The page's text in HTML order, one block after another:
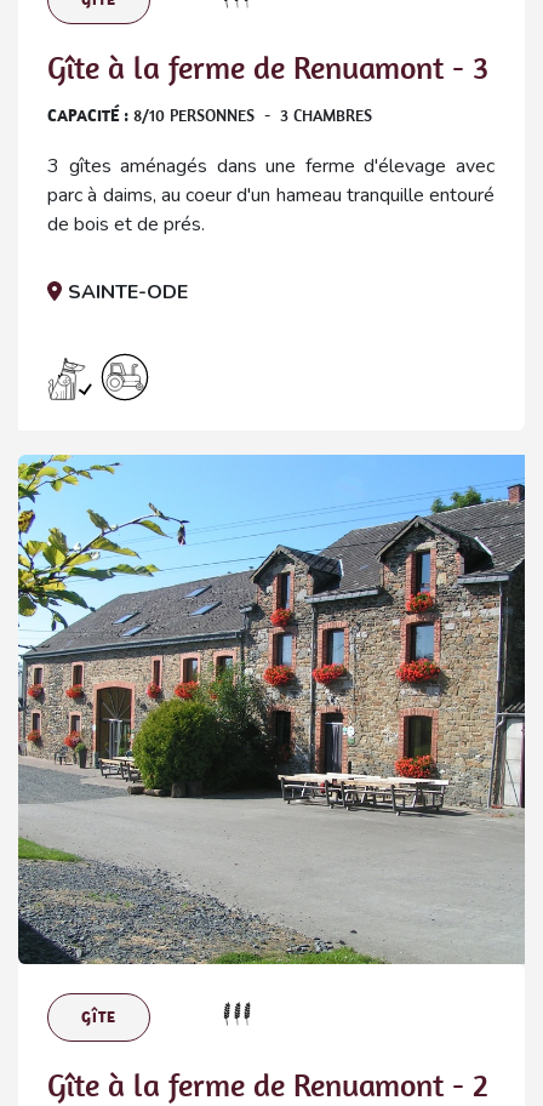
Gîte à la ferme de Renuamont - 3
CAPACITÉ : 8/10 PERSONNES - 3 CHAMBRES
3 gîtes aménagés dans une ferme d'élevage avec
parc à daims, au coeur d'un hameau tranquille entouré
de bois et de prés.
SAINTE-ODE
GÎTE
Gîte à la ferme de Renuamont - 2